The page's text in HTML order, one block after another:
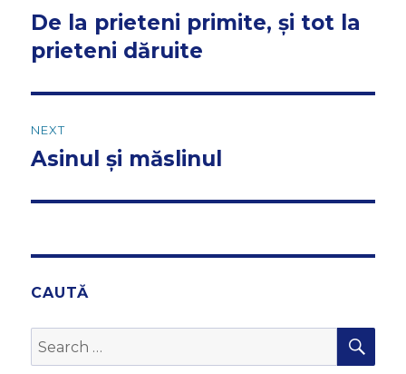
navigation
Previous
post:
De la prieteni primite, și tot la
prieteni dăruite
NEXT
Next
Asinul și măslinul
CAUTĂ
Search
for: